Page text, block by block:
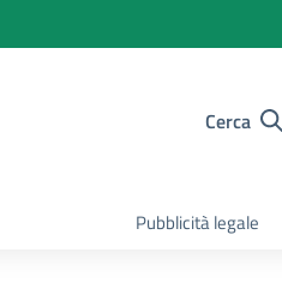
Cerca
Pubblicità legale